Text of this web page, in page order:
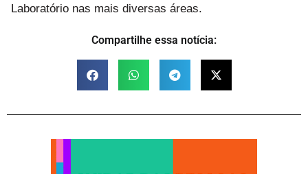
Laboratório nas mais diversas áreas.
Compartilhe essa notícia: